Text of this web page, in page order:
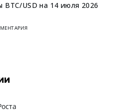
BTC/USD на 14 июля 2026